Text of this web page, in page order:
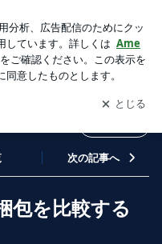
新通知
を受け取りまし
開く
次の記事へ
包を比較する